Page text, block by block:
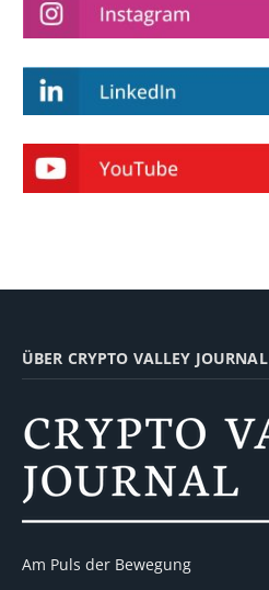
ÜBER CRYPTO VALLEY JOURNAL
Am Puls der Bewegung